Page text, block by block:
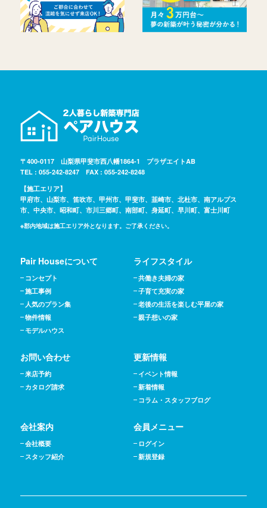
〒400-0117 山梨県甲斐市西八幡1864-1 プラザエイトAB
TEL : 055-242-8247 FAX : 055-242-8248
【施工エリア】
甲府市、山梨市、笛吹市、甲州市、甲斐市、韮崎市、北杜市、南アルプス
市、中央市、昭和町、市川三郷町、南部町、身延町、早川町、富士川町
※郡内地域は施工エリア外となります。ご了承ください。
Pair Houseについて
コンセプト
施工事例
人気のプラン集
物件情報
モデルハウス
ライフスタイル
共働き夫婦の家
子育て充実の家
老後の生活を楽しむ平屋の家
親子想いの家
お問い合わせ
来店予約
カタログ請求
更新情報
イベント情報
新着情報
コラム・スタッフブログ
会社案内
会社概要
スタッフ紹介
会員メニュー
ログイン
新規登録